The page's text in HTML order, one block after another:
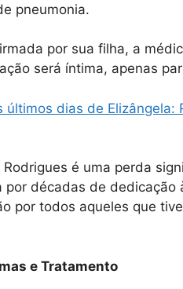
pneumonia.
por sua filha, a
será íntima, apenas
últimos dias de Elizângela:
é uma perda
por décadas de
por todos aqueles que
e Tratamento